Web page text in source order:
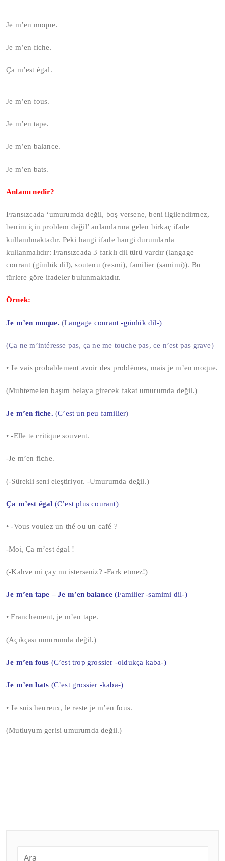
Je m’en moque.
Je m’en fiche.
Ça m’est égal.
Je m’en fous.
Je m’en tape.
Je m’en balance.
Je m’en bats.
Anlamı nedir?
Fransızcada ‘umurumda değil, boş versene, beni ilgilendirmez,
benim için problem değil’ anlamlarına gelen birkaç ifade
kullanılmaktadır. Peki hangi ifade hangi durumlarda
kullanmalıdır: Fransızcada 3 farklı dil türü vardır (langage
courant (günlük dil), soutenu (resmi), familier (samimi)). Bu
türlere göre ifadeler bulunmaktadır.
Örnek:
Je m’en moque. (Langage courant -günlük dil-)
(Ça ne m’intéresse pas, ça ne me touche pas, ce n’est pas grave)
• Je vais probablement avoir des problèmes, mais je m’en moque.
(Muhtemelen başım belaya girecek fakat umurumda değil.)
Je m’en fiche. (C’est un peu familier)
• -Elle te critique souvent.
-Je m’en fiche.
(-Sürekli seni eleştiriyor. -Umurumda değil.)
Ça m’est égal (C’est plus courant)
• -Vous voulez un thé ou un café ?
-Moi, Ça m’est égal !
(-Kahve mi çay mı isterseniz? -Fark etmez!)
Je m’en tape – Je m’en balance(Familier -samimi dil-)
• Franchement, je m’en tape.
(Açıkçası umurumda değil.)
Je m’en fous (C’est trop grossier -oldukça kaba-)
Je m’en bats (C’est grossier -kaba-)
• Je suis heureux, le reste je m’en fous.
(Mutluyum gerisi umurumda değil.)